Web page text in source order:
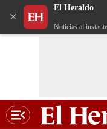
×
El Heraldo
Noticias al